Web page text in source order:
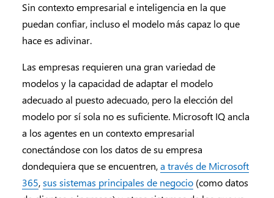
Sin contexto empresarial e inteligencia en la que
puedan confiar, incluso el modelo más capaz lo que
hace es adivinar.
Las empresas requieren una gran variedad de
modelos y la capacidad de adaptar el modelo
adecuado al puesto adecuado, pero la elección del
modelo por sí sola no es suficiente. Microsoft IQ ancla
a los agentes en un contexto empresarial
conectándose con los datos de su empresa
dondequiera que se encuentren,a través de Microsoft
365,sus sistemas principales de negocio (como datos